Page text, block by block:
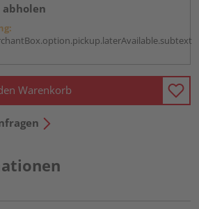
abholen
Warenkorb